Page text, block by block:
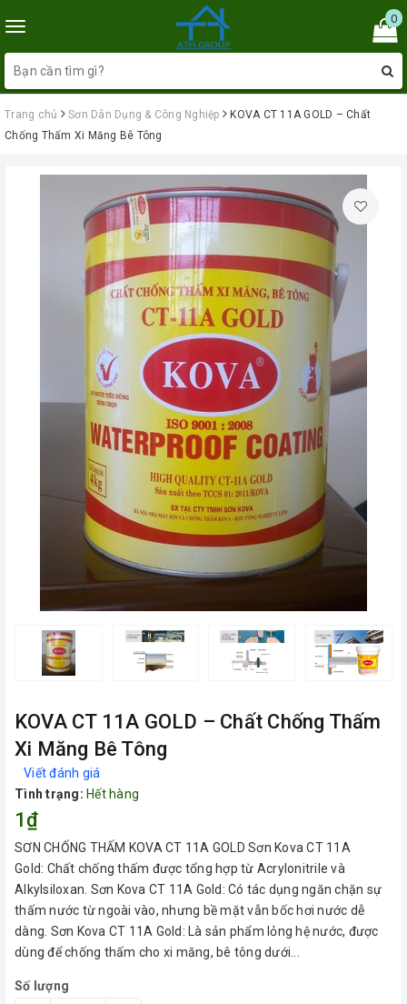
Toggle
navigation
0
Trang chủ Sơn Dân Dụng & Công Nghiệp
KOVA CT 11A GOLD – Chất
Chống Thấm Xi Măng Bê Tông
KOVA CT 11A GOLD – Chất Chống Thấm
Xi Măng Bê Tông
Viết đánh giá
Tình trạng: Hết hàng
1₫
SƠN CHỐNG THẤM KOVA CT 11A GOLD Sơn Kova CT 11A
Gold: Chất chống thấm được tổng hợp từ Acrylonitrile và
Alkylsiloxan. Sơn Kova CT 11A Gold: Có tác dụng ngăn chặn sự
thấm nước từ ngoài vào, nhưng bề mặt vẫn bốc hơi nước dễ
dàng. Sơn Kova CT 11A Gold: Là sản phẩm lỏng hệ nước, được
dùng để chống thấm cho xi măng, bê tông dưới...
Số lượng